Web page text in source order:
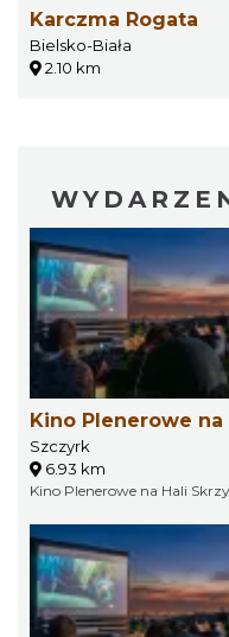
Karczma Rogata
Bielsko-Biała
2.10 km
Kino Plenerowe
Szczyrk
6.93 km
Kino Plenerowe na Hali